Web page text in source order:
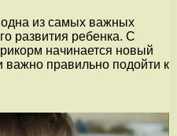
из самых важных
развития ребенка. С
начинается новый
правильно подойти к